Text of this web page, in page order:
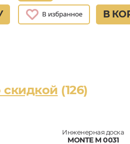
В
(126)
Инженерная доска
MONTE M 0031